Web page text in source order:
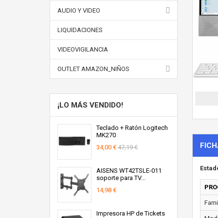
AUDIO Y VIDEO
LIQUIDACIONES
VIDEOVIGILANCIA
OUTLET AMAZON_NIÑOS
¡LO MÁS VENDIDO!
Teclado + Ratón Logitech
MK270
34,00 € 47,19 €
AISENS WT42TSLE-011
soporte para TV...
14,98 €
Impresora HP de Tickets